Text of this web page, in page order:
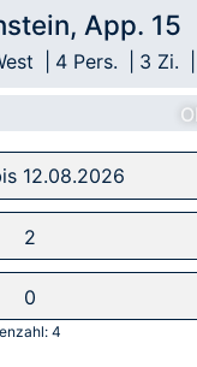
App. 15
4 Pers. 3 Zi.
4